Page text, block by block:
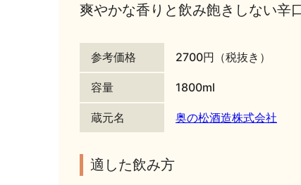
爽やかな香りと飲み飽きしない辛
参考価格 2700円（税抜き）
容量 1800ml
蔵元名 奥の松酒造株式会社
適した飲み方